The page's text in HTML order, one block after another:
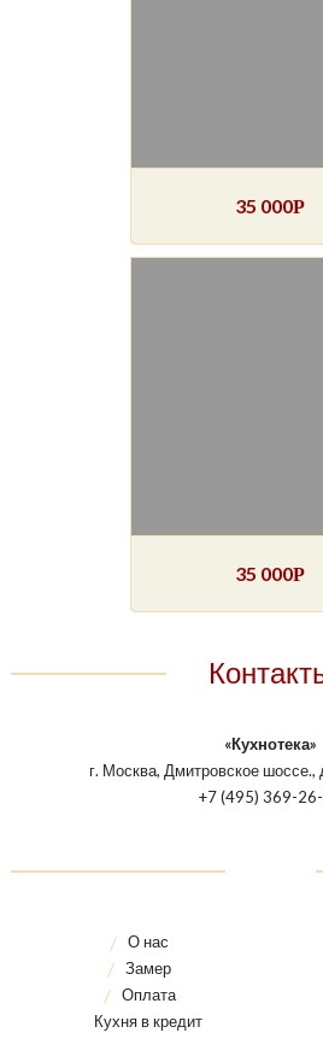
35 000Р
35 000Р
«Кухнотека»
г. Москва, Дмитровское шоссе.,
+7 (495) 369-
О нас
Замер
Оплата
Кухня в кредит